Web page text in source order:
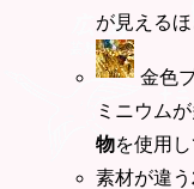
が見えるほ
金色
ミニウム
物を使用し
素材が違う